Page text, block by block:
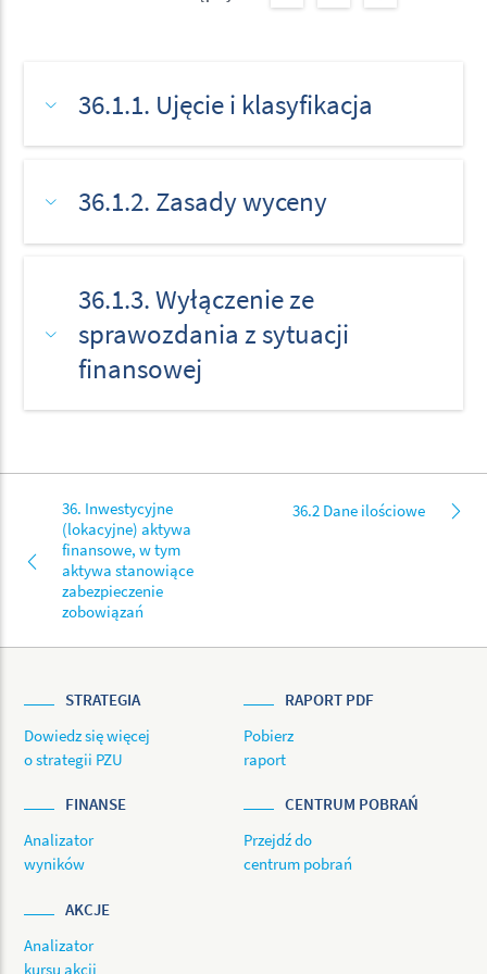
36.1.1. Ujęcie i klasyfikacja
36.1.2. Zasady wyceny
36.1.3. Wyłączenie ze
sprawozdania z sytuacji
finansowej
36. Inwestycyjne
(lokacyjne) aktywa
finansowe, w tym
aktywa stanowiące
zabezpieczenie
zobowiązań
36.2 Dane ilościowe
STRATEGIA
Dowiedz się więcej
o strategii PZU
RAPORT PDF
Pobierz
raport
FINANSE
Analizator
wyników
CENTRUM POBRAŃ
Przejdź do
centrum pobrań
AKCJE
Analizator
kursu akcji